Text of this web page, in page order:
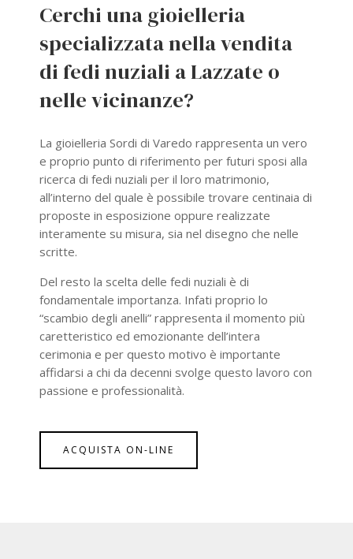
Cerchi una gioielleria
specializzata nella vendita
di fedi nuziali a Lazzate o
nelle vicinanze?
La gioielleria Sordi di Varedo rappresenta un vero
e proprio punto di riferimento per futuri sposi alla
ricerca di fedi nuziali per il loro matrimonio,
all’interno del quale è possibile trovare centinaia di
proposte in esposizione oppure realizzate
interamente su misura, sia nel disegno che nelle
scritte.
Del resto la scelta delle fedi nuziali è di
fondamentale importanza. Infati proprio lo
“scambio degli anelli” rappresenta il momento più
caretteristico ed emozionante dell’intera
cerimonia e per questo motivo è importante
affidarsi a chi da decenni svolge questo lavoro con
passione e professionalità.
ACQUISTA ON-LINE